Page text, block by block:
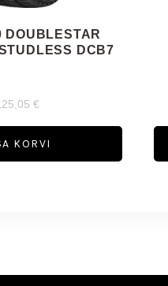
DOUBLESTAR
DCB7
€
KORVI